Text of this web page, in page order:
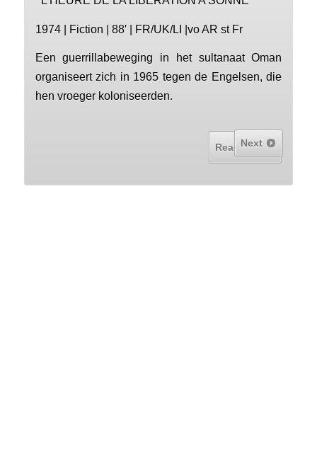
1974 | Fiction | 88′ | FR/UK/LI |vo AR st Fr
Een guerrillabeweging in het sultanaat Oman
organiseert zich in 1965 tegen de Engelsen, die
hen vroeger koloniseerden.
Read More...
Next